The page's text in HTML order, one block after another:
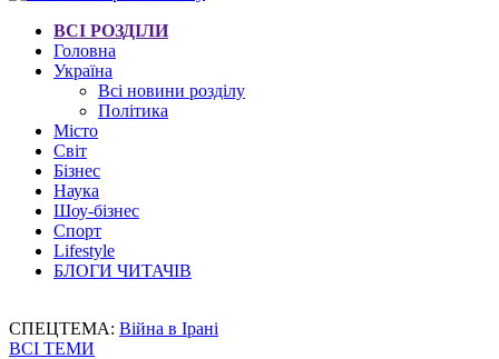
ВСІ РОЗДІЛИ
Головна
Україна
Всі новини розділу
Політика
Місто
Світ
Бізнес
Наука
Шоу-бізнес
Спорт
Lifestyle
БЛОГИ ЧИТАЧІВ
СПЕЦТЕМА: Війна в Ірані
ВСІ ТЕМИ